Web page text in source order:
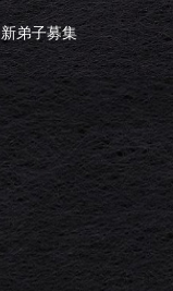
新弟子募集